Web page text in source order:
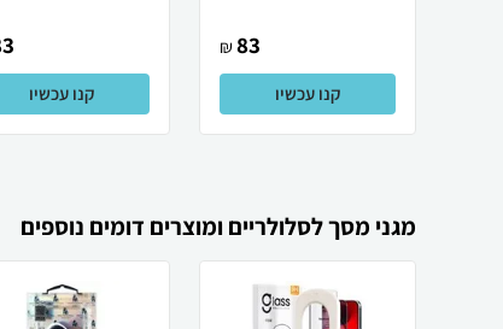
83
₪
קנו עכשיו קנו עכשיו
מגני מסך לסלולריים ומוצרים דומים נוספים